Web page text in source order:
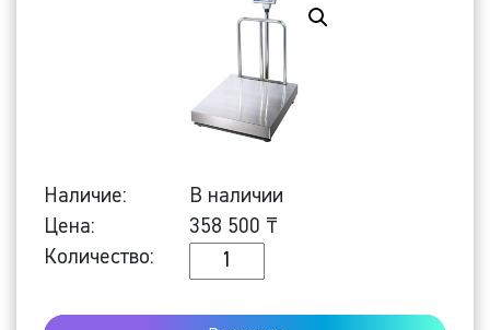
Наличие:
В наличии
Цена:
358 500 ₸
Количество:
Количество
Напольные
весы